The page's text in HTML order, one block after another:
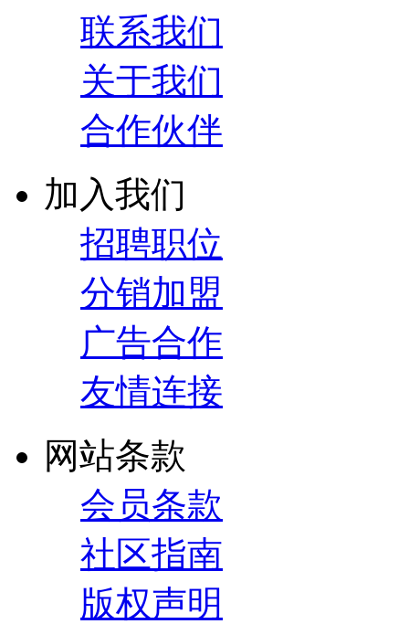
联系我们
关于我们
合作伙伴
加入我们
招聘职位
分销加盟
广告合作
友情连接
网站条款
会员条款
社区指南
版权声明